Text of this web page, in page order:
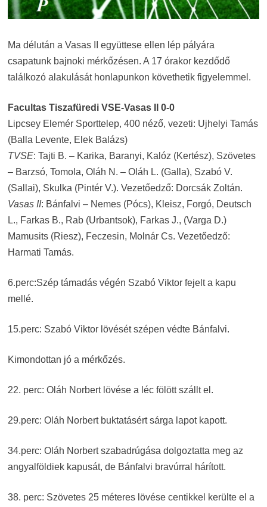
Ma délután a Vasas II együttese ellen lép pályára
csapatunk bajnoki mérkőzésen. A 17 órakor kezdődő
találkozó alakulását honlapunkon követhetik figyelemmel.
Facultas Tiszafüredi VSE-Vasas II 0-0
Lipcsey Elemér Sporttelep, 400 néző, vezeti: Ujhelyi Tamás
(Balla Levente, Elek Balázs)
TVSE: Tajti B. – Karika, Baranyi, Kalóz (Kertész), Szövetes
– Barzsó, Tomola, Oláh N. – Oláh L. (Galla), Szabó V.
(Sallai), Skulka (Pintér V.). Vezetőedző: Dorcsák Zoltán.
Vasas II: Bánfalvi – Nemes (Pócs), Kleisz, Forgó, Deutsch
L., Farkas B., Rab (Urbantsok), Farkas J., (Varga D.)
Mamusits (Riesz), Feczesin, Molnár Cs. Vezetőedző:
Harmati Tamás.
6.perc:Szép támadás végén Szabó Viktor fejelt a kapu
mellé.
15.perc: Szabó Viktor lövését szépen védte Bánfalvi.
Kimondottan jó a mérkőzés.
22. perc: Oláh Norbert lövése a léc fölött szállt el.
29.perc: Oláh Norbert buktatásért sárga lapot kapott.
34.perc: Oláh Norbert szabadrúgása dolgoztatta meg az
angyalföldiek kapusát, de Bánfalvi bravúrral hárított.
38. perc: Szövetes 25 méteres lövése centikkel kerülte el a